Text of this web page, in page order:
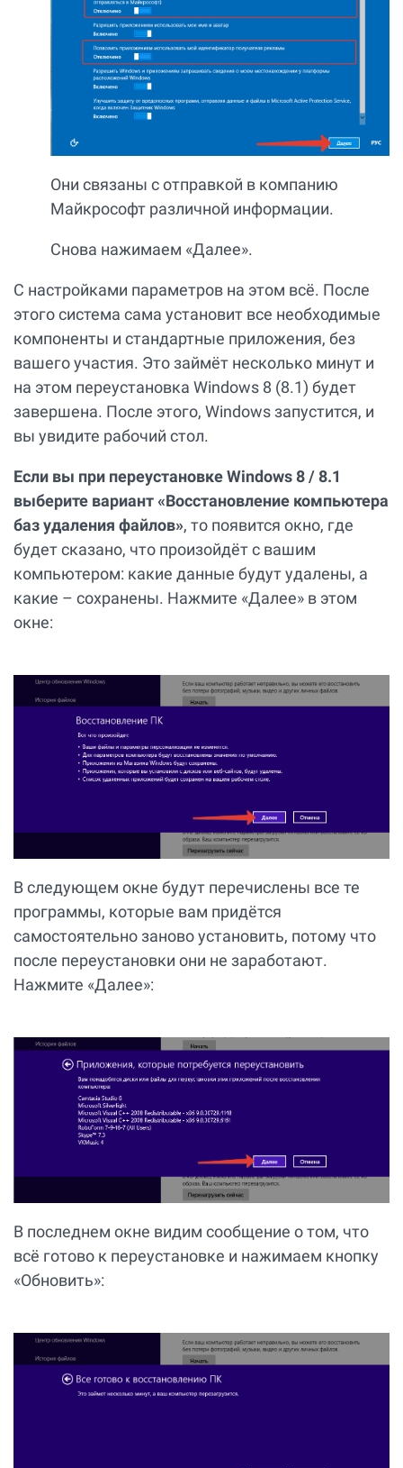
Они связаны с отправкой в компанию
Майкрософт различной информации.
Снова нажимаем «Далее».
С настройками параметров на этом всё. После
этого система сама установит все необходимые
компоненты и стандартные приложения, без
вашего участия. Это займёт несколько минут и
на этом переустановка Windows 8 (8.1) будет
завершена. После этого, Windows запустится, и
вы увидите рабочий стол.
Если вы при переустановке Windows 8 / 8.1
выберите вариант «Восстановление компьютера
баз удаления файлов», то появится окно, где
будет сказано, что произойдёт с вашим
компьютером: какие данные будут удалены, а
какие – сохранены. Нажмите «Далее» в этом
окне:
В следующем окне будут перечислены все те
программы, которые вам придётся
самостоятельно заново установить, потому что
после переустановки они не заработают.
Нажмите «Далее»:
В последнем окне видим сообщение о том, что
всё готово к переустановке и нажимаем кнопку
«Обновить»: